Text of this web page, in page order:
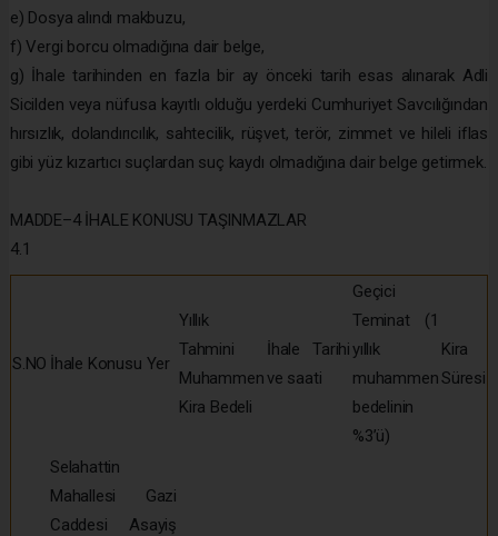
e) Dosya alındı makbuzu,
f) Vergi borcu olmadığına dair belge,
g) İhale tarihinden en fazla bir ay önceki tarih esas alınarak Adli
Sicilden veya nüfusa kayıtlı olduğu yerdeki Cumhuriyet Savcılığından
hırsızlık, dolandırıcılık, sahtecilik, rüşvet, terör, zimmet ve hileli iflas
gibi yüz kızartıcı suçlardan suç kaydı olmadığına dair belge getirmek.
MADDE–4 İHALE KONUSU TAŞINMAZLAR
4.1
S.NO İhale Konusu Yer
Yıllık
Tahmini
Muhammen
Kira Bedeli
İhale Tarihi
ve saati
Geçici
Teminat (1
yıllık
muhammen
bedelinin
%3’ü)
Kira
Süresi
Selahattin
Mahallesi Gazi
Caddesi Asayiş